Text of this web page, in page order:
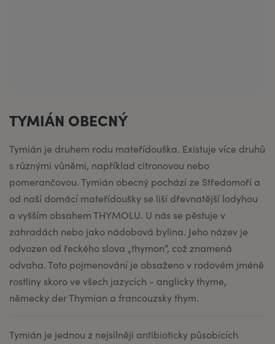
TYMIÁN OBECNÝ
Tymián je druhem rodu mateřídouška. Existuje více druhů
s různými vůněmi, například citronovou nebo
pomerančovou. Tymián obecný pochází ze Středomoří a
od naší domácí mateřídoušky se liší dřevnatější lodyhou
a vyšším obsahem THYMOLU. U nás se pěstuje v
zahradách nebo jako nádobová bylina. Jeho název je
odvozen od řeckého slova „thymon“, což znamená
odvaha. Toto pojmenování je obsaženo v rodovém jméně
rostliny skoro ve všech jazycích - anglicky thyme,
německy der Thymian a francouzsky thym.
Tymián je jednou z nejsilněji antibioticky působících